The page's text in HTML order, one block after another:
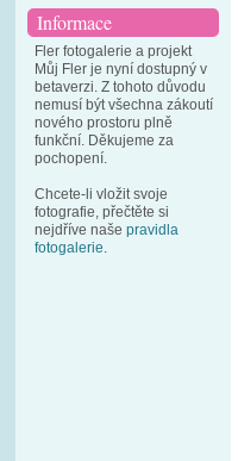
Informace
Fler fotogalerie a projekt
Můj Fler je nyní dostupný v
betaverzi. Z tohoto důvodu
nemusí být všechna zákoutí
nového prostoru plně
funkční. Děkujeme za
pochopení.
Chcete-li vložit svoje
fotografie, přečtěte si
nejdříve naše pravidla
fotogalerie.